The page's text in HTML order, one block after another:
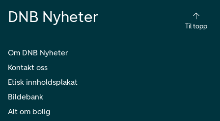
DNB Nyheter
Til topp
Om DNB Nyheter
Kontakt oss
Etisk innholdsplakat
Bildebank
Alt om bolig